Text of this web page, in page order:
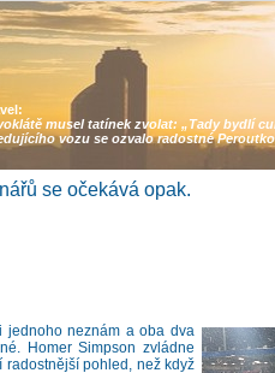
musel tatínek zvolat: „Tady bydlí
vozu se ozvalo radostné
se očekává opak.
jednoho neznám a oba dva
Homer Simpson zvládne
radostnější pohled, než když